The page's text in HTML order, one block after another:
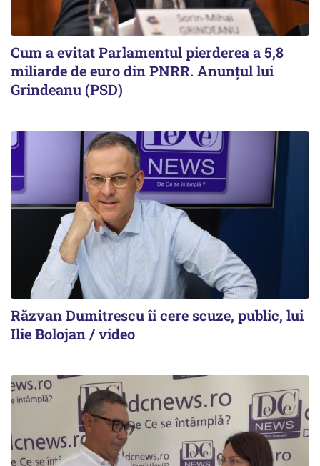
Cum a evitat Parlamentul pierderea a 5,8
miliarde de euro din PNRR. Anunțul lui
Grindeanu (PSD)
Răzvan Dumitrescu îi cere scuze, public, lui
Ilie Bolojan / video